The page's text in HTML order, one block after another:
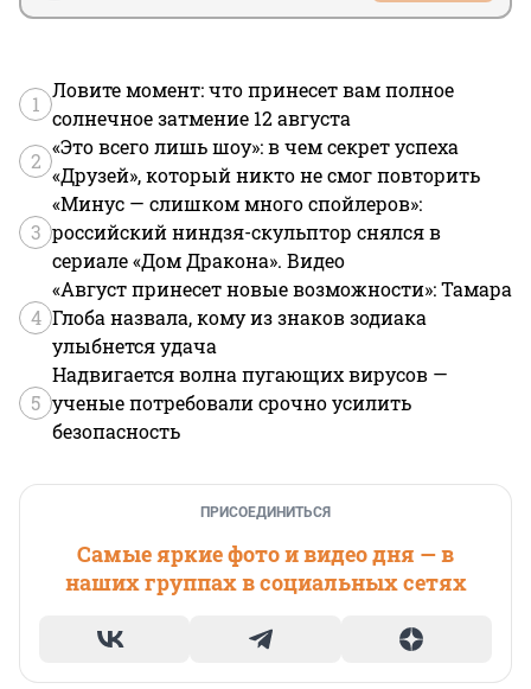
1
Ловите момент: что принесет вам полное
солнечное затмение 12 августа
2
«Это всего лишь шоу»: в чем секрет успеха
«Друзей», который никто не смог повторить
3
«Минус — слишком много спойлеров»:
российский ниндзя-скульптор снялся в
сериале «Дом Дракона». Видео
4
«Август принесет новые возможности»: Тамара
Глоба назвала, кому из знаков зодиака
улыбнется удача
5
Надвигается волна пугающих вирусов —
ученые потребовали срочно усилить
безопасность
ПРИСОЕДИНИТЬСЯ
Самые яркие фото и видео дня — в
наших группах в социальных сетях